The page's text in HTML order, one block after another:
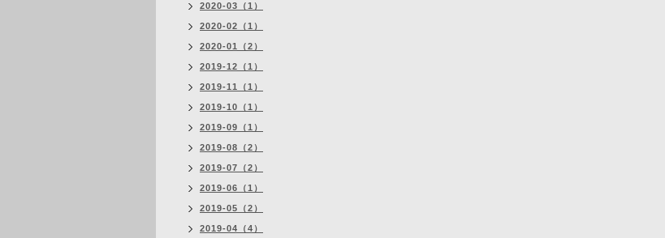
2020-03（1）
2020-02（1）
2020-01（2）
2019-12（1）
2019-11（1）
2019-10（1）
2019-09（1）
2019-08（2）
2019-07（2）
2019-06（1）
2019-05（2）
2019-04（4）